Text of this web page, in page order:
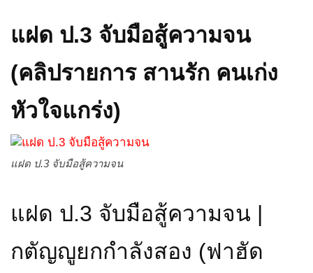
แฝด ป.3 จับมือสู้ความจน
(คลิปรายการ สานรัก คนเก่ง
หัวใจแกร่ง)
แฝด ป.3 จับมือสู้ความจน
แฝด ป.3 จับมือสู้ความจน |
กตัญญูยกกำลังสอง (ฟาฮัด